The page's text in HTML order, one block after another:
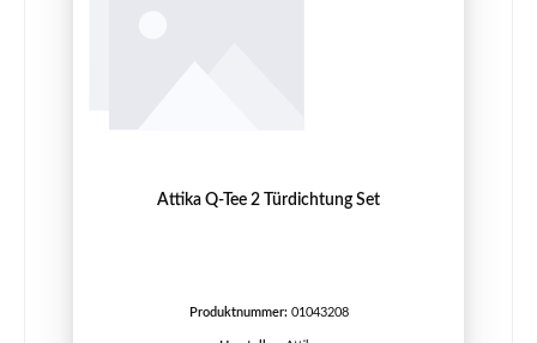
Attika Q-Tee 2 Türdichtung Set
Produktnummer: 01043208